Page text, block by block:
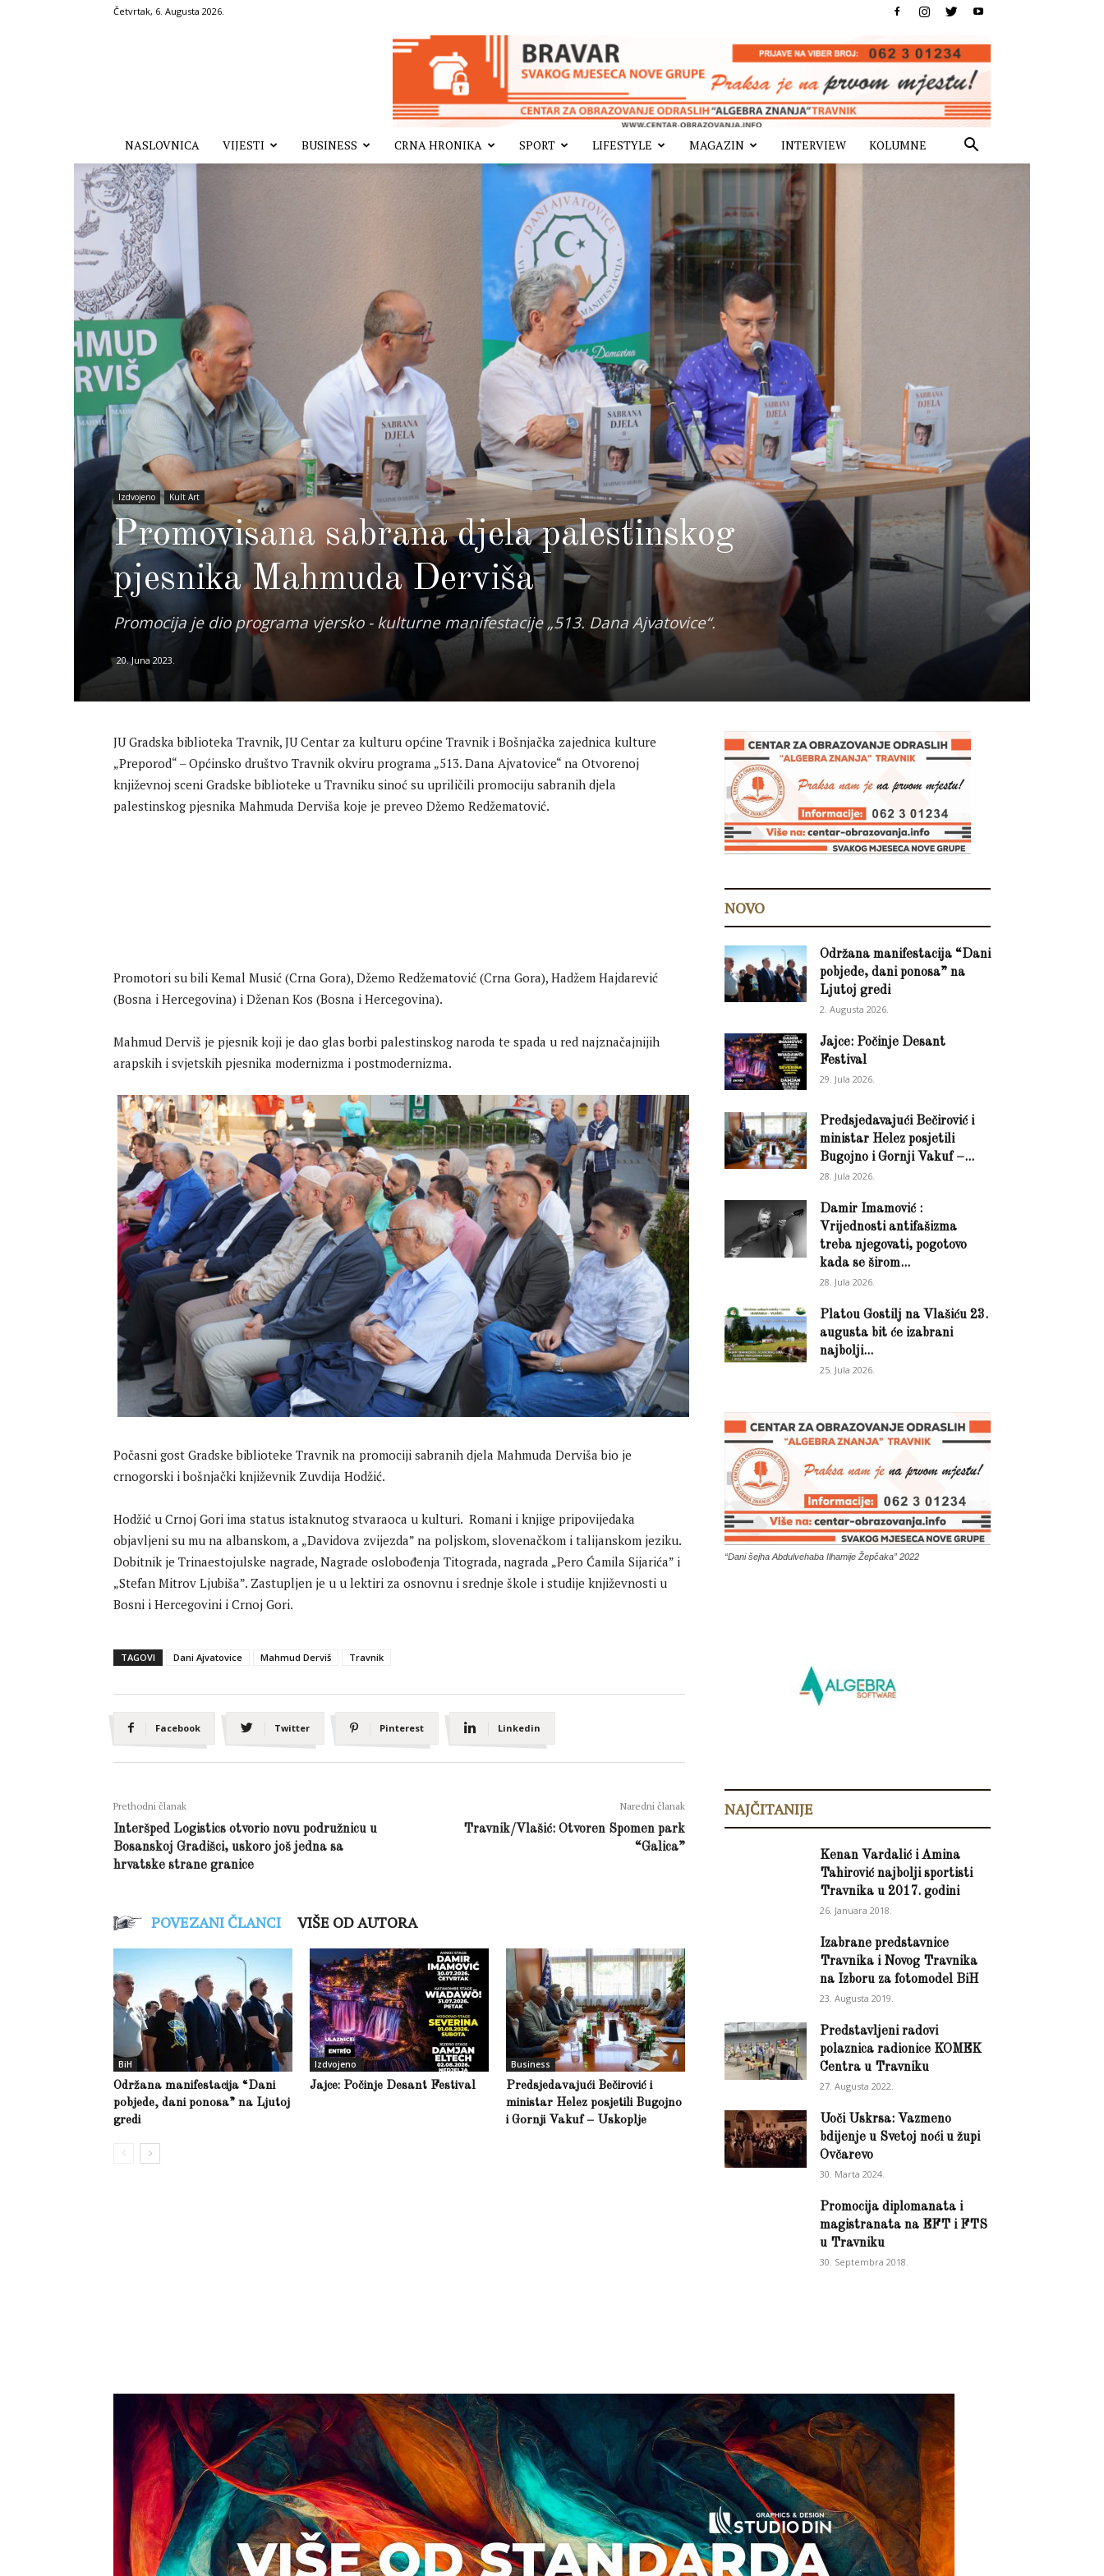
Četvrtak, 6. Augusta 2026.
NASLOVNICA VIJESTI BUSINESS CRNA HRONIKA SPORT LIFESTYLE MAGAZIN INTERVIEW KOLUMNE
Izdvojeno Kult Art
Promovisana sabrana djela palestinskog
pjesnika Mahmuda Derviša
Promocija je dio programa vjersko - kulturne manifestacije „513. Dana Ajvatovice“.
20. Juna 2023.
JU Gradska biblioteka Travnik, JU Centar za kulturu općine Travnik i Bošnjačka zajednica kulture
„Preporod“ – Općinsko društvo Travnik okviru programa „513. Dana Ajvatovice“ na Otvorenoj
književnoj sceni Gradske biblioteke u Travniku sinoć su upriličili promociju sabranih djela
palestinskog pjesnika Mahmuda Derviša koje je preveo Džemo Redžematović.
Promotori su bili Kemal Musić (Crna Gora), Džemo Redžematović (Crna Gora), Hadžem Hajdarević
(Bosna i Hercegovina) i Dženan Kos (Bosna i Hercegovina).
Mahmud Derviš je pjesnik koji je dao glas borbi palestinskog naroda te spada u red najznačajnijih
arapskih i svjetskih pjesnika modernizma i postmodernizma.
Počasni gost Gradske biblioteke Travnik na promociji sabranih djela Mahmuda Derviša bio je
crnogorski i bošnjački književnik Zuvdija Hodžić.
Hodžić u Crnoj Gori ima status istaknutog stvaraoca u kulturi. Romani i knjige pripovijedaka
objavljeni su mu na albanskom, a „Davidova zvijezda” na poljskom, slovenačkom i talijanskom jeziku.
Dobitnik je Trinaestojulske nagrade, Nagrade oslobođenja Titograda, nagrada „Pero Ćamila Sijarića” i
„Stefan Mitrov Ljubiša”. Zastupljen je u u lektiri za osnovnu i srednje škole i studije književnosti u
Bosni i Hercegovini i Crnoj Gori.
TAGOVI Dani Ajvatovice Mahmud Derviš Travnik
Facebook Twitter Pinterest Linkedin
Prethodni članak
Interšped Logistics otvorio novu podružnicu u
Bosanskoj Gradišci, uskoro još jedna sa
hrvatske strane granice
Naredni članak
Travnik/Vlašić: Otvoren Spomen park
“Galica”
POVEZANI ČLANCI VIŠE OD AUTORA
BiH
Održana manifestacija “Dani
pobjede, dani ponosa” na Ljutoj
gredi
Izdvojeno
Jajce: Počinje Desant Festival
Business
Predsjedavajući Bečirović i
ministar Helez posjetili Bugojno
i Gornji Vakuf – Uskoplje
NOVO
Održana manifestacija “Dani
pobjede, dani ponosa” na
Ljutoj gredi
2. Augusta 2026.
Jajce: Počinje Desant
Festival
29. Jula 2026.
Predsjedavajući Bečirović i
ministar Helez posjetili
Bugojno i Gornji Vakuf –...
28. Jula 2026.
Damir Imamović :
Vrijednosti antifašizma
treba njegovati, pogotovo
kada se širom...
28. Jula 2026.
Platou Gostilj na Vlašiću 23.
augusta bit će izabrani
najbolji...
25. Jula 2026.
“Dani šejha Abdulvehaba Ilhamije Žepčaka” 2022
NAJČITANIJE
Kenan Vardalić i Amina
Tahirović najbolji sportisti
Travnika u 2017. godini
26. Januara 2018.
Izabrane predstavnice
Travnika i Novog Travnika
na Izboru za fotomodel BiH
23. Augusta 2019.
Predstavljeni radovi
polaznica radionice KOMEK
Centra u Travniku
27. Augusta 2022.
Uoči Uskrsa: Vazmeno
bdijenje u Svetoj noći u župi
Ovčarevo
30. Marta 2024.
Promocija diplomanata i
magistranata na EFT i FTS
u Travniku
30. Septembra 2018.